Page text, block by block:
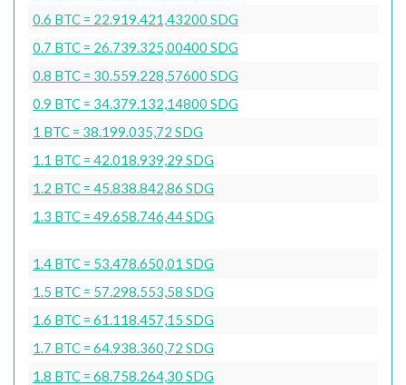
0.6 BTC = 22.919.421,43200 SDG
0.7 BTC = 26.739.325,00400 SDG
0.8 BTC = 30.559.228,57600 SDG
0.9 BTC = 34.379.132,14800 SDG
1 BTC = 38.199.035,72 SDG
1.1 BTC = 42.018.939,29 SDG
1.2 BTC = 45.838.842,86 SDG
1.3 BTC = 49.658.746,44 SDG
1.4 BTC = 53.478.650,01 SDG
1.5 BTC = 57.298.553,58 SDG
1.6 BTC = 61.118.457,15 SDG
1.7 BTC = 64.938.360,72 SDG
1.8 BTC = 68.758.264,30 SDG